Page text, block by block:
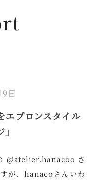
日
エプロンスタイル
@atelier.hanacoo さ
が、hanacoさんいわ